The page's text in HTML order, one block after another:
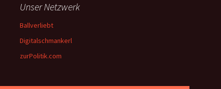
Unser Netzwerk
Ballverliebt
Digitalschmankerl
zurPolitik.com